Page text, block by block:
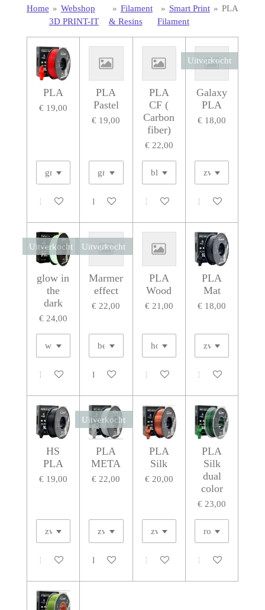
Home » Webshop
3D PRINT-IT
» Filament
& Resins
» Smart Print
Filament
» PLA
PLA
€ 19,00
In winkelwagen
PLA
Pastel
€ 19,00
In winkelwagen
PLA
CF (
Carbon
fiber)
€ 22,00
In winkelwagen
Uitverkocht
Galaxy
PLA
€ 18,00
Houd mij op de
Uitverkocht
glow in
the
dark
€ 24,00
Houd mij op de hoogte
Uitverkocht
Marmer
effect
€ 22,00
Houd mij op de hoogte
PLA
Wood
€ 21,00
In winkelwagen
PLA
Mat
€ 18,00
In winkelwagen
HS
PLA
€ 19,00
In winkelwagen
Uitverkocht
PLA
META
€ 22,00
Houd mij op de hoogte
PLA
Silk
€ 20,00
In winkelwagen
PLA
Silk
dual
color
€ 23,00
In winkelwagen